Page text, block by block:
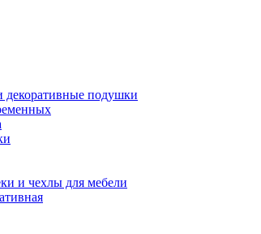
декоративные подушки
и чехлы для мебели